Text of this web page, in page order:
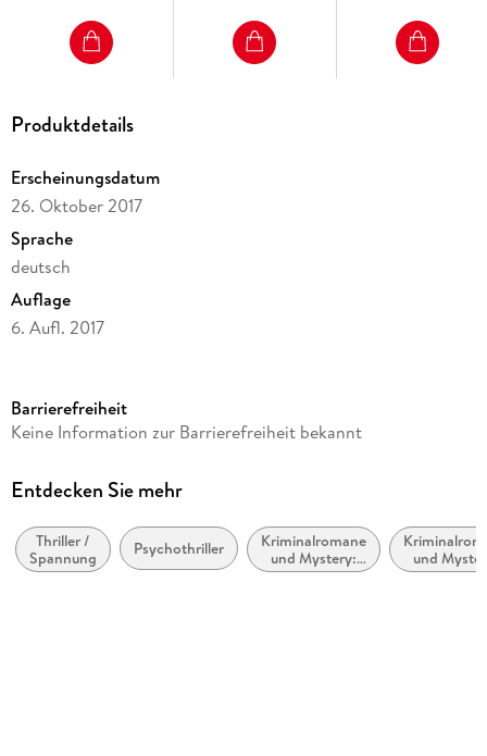
Produktdetails
Erscheinungsdatum
26. Oktober 2017
Sprache
deutsch
Auflage
6. Aufl. 2017
Altersempfehlung
Reihe
Autor/Autorin
Cody McFadyen
Barrierefreiheit
Keine Information zur Barrierefreiheit bekannt
Entdecken Sie mehr
Thriller /
Spannung
Psychothriller
Kriminalromane
und Mystery:
weibliche
und